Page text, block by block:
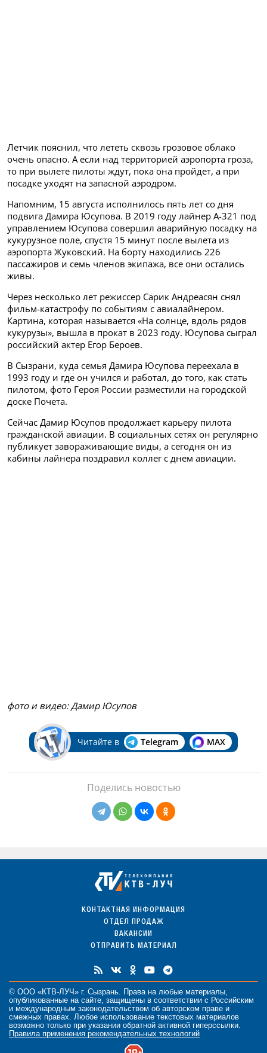
Летчик пояснил, что лететь сквозь грозовое облако
очень опасно. А если над территорией аэропорта гроза,
то при вылете пилоты ждут, пока она пройдет, а при
посадке уходят на запасной аэродром.
Напомним, 15 августа исполнилось пять лет со дня
подвига Дамира Юсупова. В 2019 году лайнер А-321 под
управлением Юсупова совершил аварийную посадку на
кукурузное поле, спустя 15 минут после вылета из
аэропорта Жуковский. На борту находились 226
пассажиров и семь членов экипажа, все они остались
живы.
Через несколько лет режиссер Сарик Андреасян снял
фильм-катастрофу по событиям с авиалайнером.
Картина, которая называется «На солнце, вдоль рядов
кукурузы», вышла в прокат в 2023 году. Юсупова сыграл
российский актер Егор Бероев.
В Сызрани, куда семья Дамира Юсупова переехала в
1993 году и где он учился и работал, до того, как стать
пилотом, фото Героя России разместили на городской
доске Почета.
Сейчас Дамир Юсупов продолжает карьеру пилота
гражданской авиации. В социальных сетях он регулярно
публикует завораживающие виды, а сегодня он из
кабины лайнера поздравил коллег с днем авиации.
фото и видео: Дамир Юсупов
Читайте в Telegram MAX
Поделись новостью
КОНТАКТНАЯ ИНФОРМАЦИЯ
ОТДЕЛ ПРОДАЖ
ВАКАНСИИ
ОТПРАВИТЬ МАТЕРИАЛ
© ООО «КТВ-ЛУЧ» г. Сызрань. Права на любые материалы,
опубликованные на сайте, защищены в соответствии с Российским
и международным законодательством об авторском праве и
смежных правах. Любое использование текстовых материалов
возможно только при указании обратной активной гиперссылки.
Правила применения рекомендательных технологий